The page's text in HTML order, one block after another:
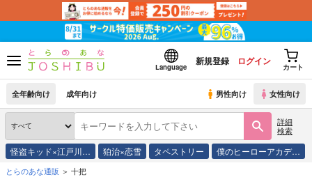
Language
新規登録 ログイン
カート
全年齢向け 成年向け 男性向け 女性向け
詳細
検索
怪盗キッド×江戸川… 狛治×恋雪 タペストリー 僕のヒーローアカデ…
とらのあな通販 十把